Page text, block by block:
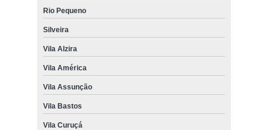
Rio Pequeno
Silveira
Vila Alzira
Vila América
Vila Assunção
Vila Bastos
Vila Curuçá